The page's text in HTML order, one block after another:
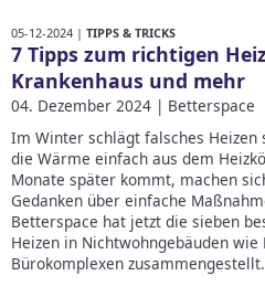
05-12-2024 | TIPPS & TRICKS
7 Tipps zum richtigen
Krankenhaus und mehr
04. Dezember 2024 | Betterspace
Im Winter schlägt falsches
die Wärme einfach aus dem
Monate später kommt, machen
Gedanken über einfache
Betterspace hat jetzt die sieben
Heizen in Nichtwohngebäuden
Bürokomplexen zusammengestellt.